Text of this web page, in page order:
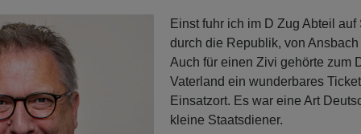
Einst fuhr ich im D Zug Abteil
durch die Republik, von
Auch für einen Zivi gehörte zum
Vaterland ein wunderbares
Einsatzort. Es war eine Art
kleine Staatsdiener.